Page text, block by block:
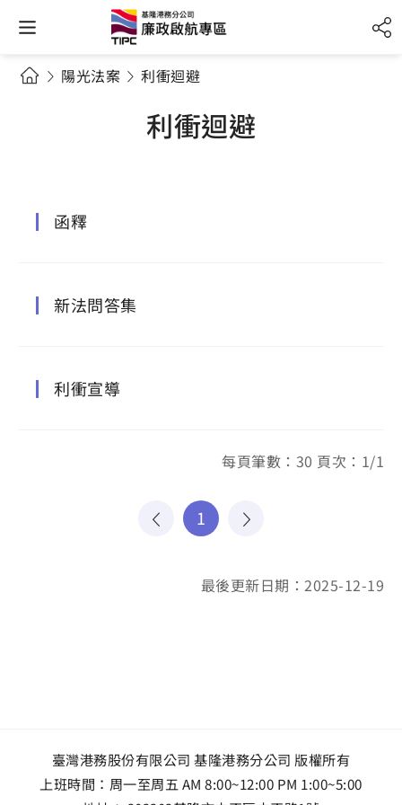
陽光法案 利衝迴避
利衝迴避
函釋
新法問答集
利衝宣導
每頁筆數：30 頁次：1/1
1
最後更新日期：2025-12-19
臺灣港務股份有限公司 基隆港務分公司 版權所有
上班時間：周一至周五 AM 8:00~12:00 PM 1:00~5:00